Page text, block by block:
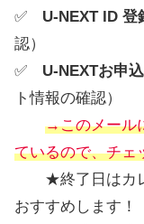
✅ U-NEXT ID 登
認）
✅ U-NEXTお申
ト情報の確認）
→このメール
ているので、チェ
★終了日はカレ
おすすめします！